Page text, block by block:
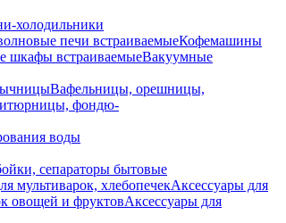
холодильники
печи встраиваемыеКофемашины
шкафы встраиваемыеВакуумные
Вафельницы, орешницы,
фондю-
воды
сепараторы бытовые
мультиварок, хлебопечекАксессуары для
овощей и фруктовАксессуары для